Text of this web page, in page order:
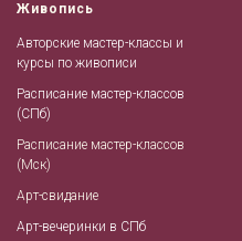
Живопись
Авторские мастер-классы и
курсы по живописи
Расписание мастер-классов
(СПб)
Расписание мастер-классов
(Мск)
Арт-свидание
Арт-вечеринки в СПб